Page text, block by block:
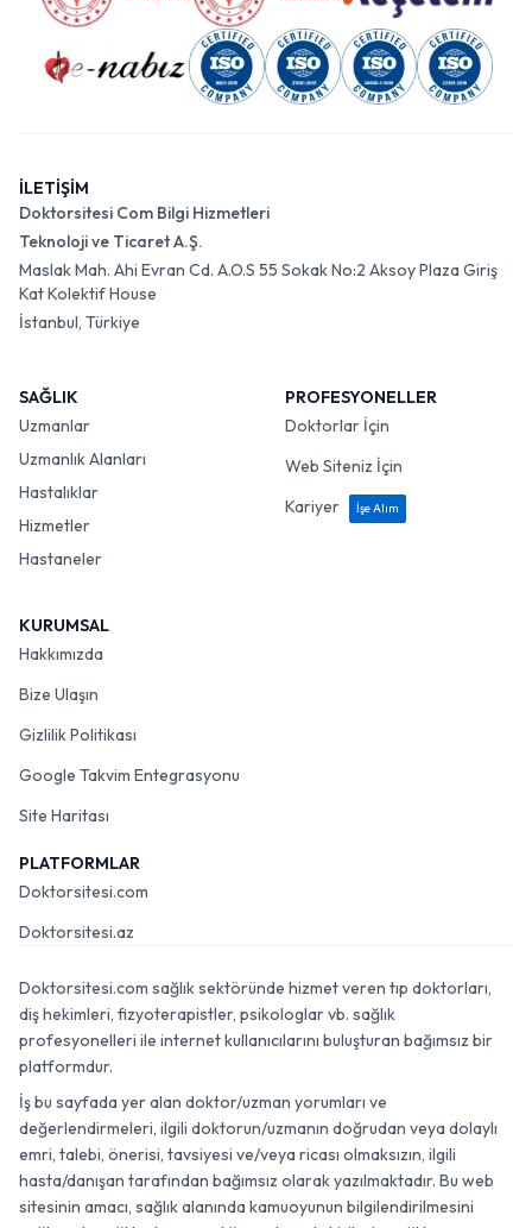
İLETİŞİM
Doktorsitesi Com Bilgi Hizmetleri
Teknoloji ve Ticaret A.Ş.
Maslak Mah. Ahi Evran Cd. A.O.S 55 Sokak No:2 Aksoy Plaza Giriş
Kat Kolektif House
İstanbul, Türkiye
SAĞLIK
Uzmanlar
Uzmanlık Alanları
Hastalıklar
Hizmetler
Hastaneler
PROFESYONELLER
Doktorlar İçin
Web Siteniz İçin
Kariyer
İşe Alım
KURUMSAL
Hakkımızda
Bize Ulaşın
Gizlilik Politikası
Google Takvim Entegrasyonu
Site Haritası
PLATFORMLAR
Doktorsitesi.com
Doktorsitesi.az
Doktorsitesi.com sağlık sektöründe hizmet veren tıp doktorları,
diş hekimleri, fizyoterapistler, psikologlar vb. sağlık
profesyonelleri ile internet kullanıcılarını buluşturan bağımsız bir
platformdur.
İş bu sayfada yer alan doktor/uzman yorumları ve
değerlendirmeleri, ilgili doktorun/uzmanın doğrudan veya dolaylı
emri, talebi, önerisi, tavsiyesi ve/veya ricası olmaksızın, ilgili
hasta/danışan tarafından bağımsız olarak yazılmaktadır. Bu web
sitesinin amacı, sağlık alanında kamuoyunun bilgilendirilmesini